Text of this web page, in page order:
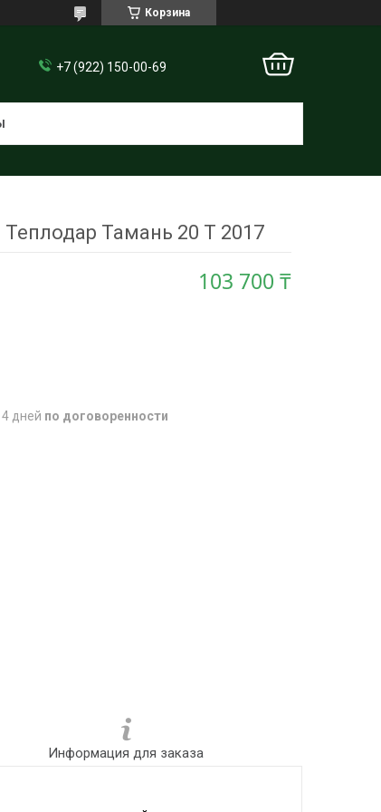
Корзина
+7 (922) 150-00-69
Тамань 20 Т 2017
103 700 ₸
дней по договоренности
Информация для заказа